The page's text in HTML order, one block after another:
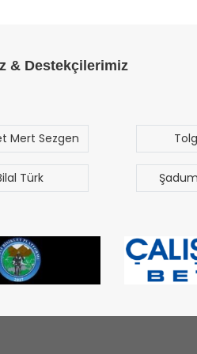
& Destekçilerimiz
Tolga Özak
Akgün